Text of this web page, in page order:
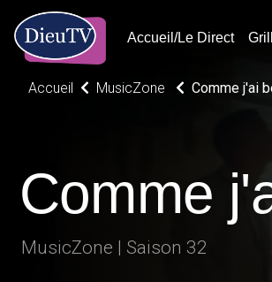
Accueil/Le Direct
Accueil MusicZone Comme j'ai
Comme
MusicZone | Saison 32